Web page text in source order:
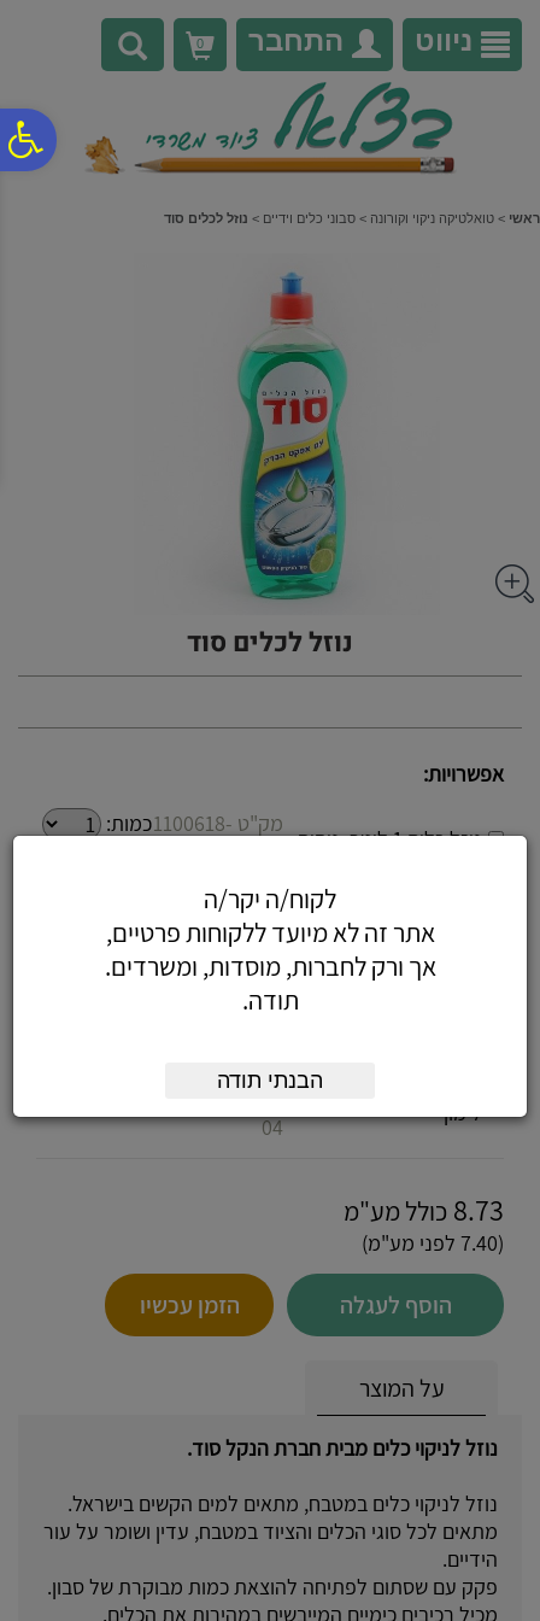
נגישות
אתר
המרכזי
ניווט התחבר 0
ראשי > טואלטיקה ניקוי וקורונה > סבוני כלים וידיים > נוזל לכלים סוד
נוזל לכלים סוד
אפשרויות:
נוזל כלים 1 ליטר, ניחוח
מק"ט 1100618-כמות:
נוזל כלים 1 ליטר, ניחוח
מק"ט 1100618-
03
כמות:
נוזל כלים 1 ליטר, ניחוח
לימון
04
8.73 כולל מע"מ
(7.40 לפני מע"מ)
הוסף לעגלה הזמן עכשיו
על המוצר
נוזל לניקוי כלים מבית חברת הנקל סוד.
נוזל לניקוי כלים במטבח, מתאים למים הקשים בישראל.
מתאים לכל סוגי הכלים והציוד במטבח, עדין ושומר על עור
הידיים.
פקק עם שסתום לפתיחה להוצאת כמות מבוקרת של סבון.
מכיל רכיבים כימיים המייבשים במהירות את הכלים.
לקוח/ה יקר/ה
אתר זה לא מיועד ללקוחות פרטיים,
אך ורק לחברות, מוסדות, ומשרדים.
תודה.
הבנתי תודה